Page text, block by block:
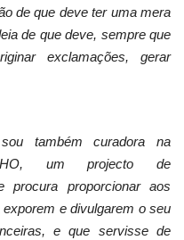
de que deve ter uma mera
de que deve, sempre que
exclamações, gerar
também curadora na
um projecto de
procura proporcionar aos
e divulgarem o seu
e que servisse de